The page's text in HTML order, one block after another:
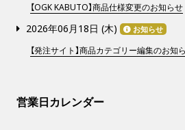
【OGK KABUTO】商品仕様変更のお知らせ
2026年06月18日 (木) お知らせ
【発注サイト】商品カテゴリー編集のお知
営業日カレンダー